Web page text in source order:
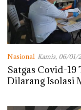
Nasional Kamis, 06/01/
Satgas Covid-
Dilarang Isolasi